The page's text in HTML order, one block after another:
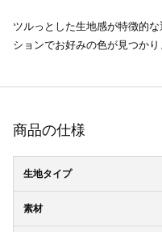
ツルっとした生地感が特徴的
ションでお好みの色が見つかり
商品の仕様
生地タイプ
素材